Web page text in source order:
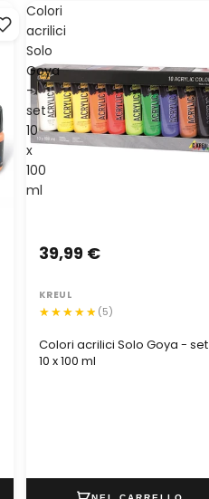
Colori
acrilici
Solo
Goya
-
set
10
x
100
ml
Colori acrilici Solo Goya - set
10 x 100 ml
39,99 €
KREUL
(5)